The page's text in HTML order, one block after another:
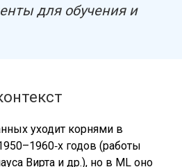
для обучения и
уходит корнями в
годов (работы
Вирта и др.), но в ML оно